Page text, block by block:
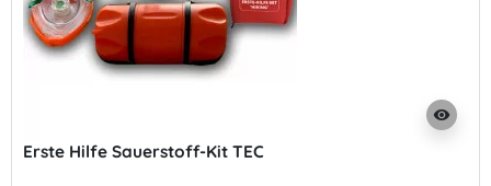
visibility
Erste Hilfe Sauerstoff-Kit TEC